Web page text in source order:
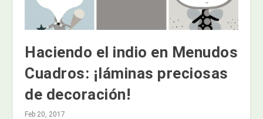
Haciendo el indio en Menudos
Cuadros: ¡láminas preciosas
de decoración!
Feb 20, 2017